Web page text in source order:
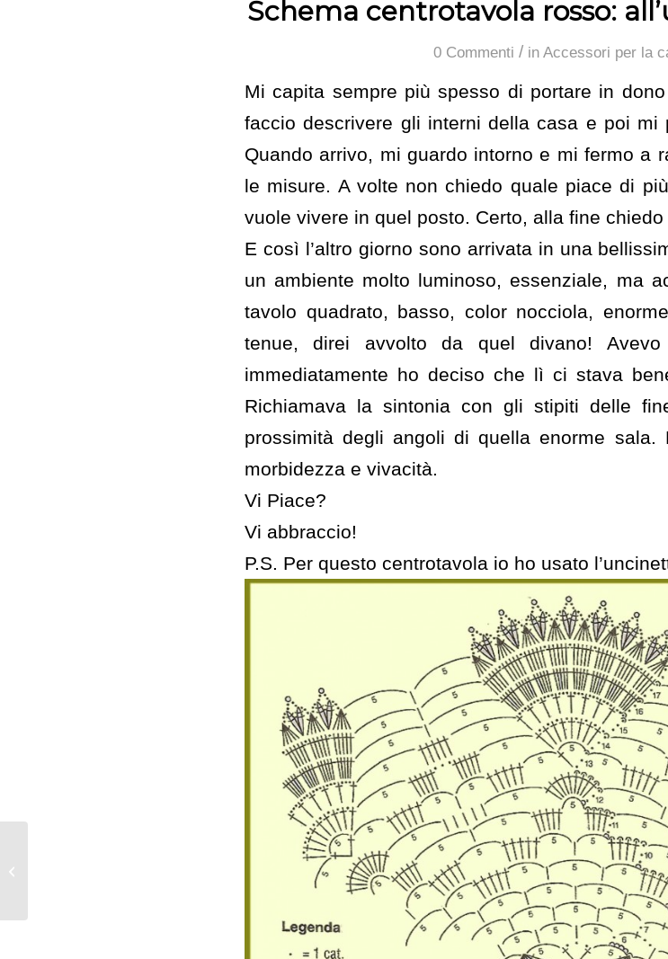
Schema centrotavola rosso:
0 Commenti / in Accessori per la
Mi capita sempre più spesso di portare in
faccio descrivere gli interni della casa e poi
Quando arrivo, mi guardo intorno e mi fermo a
le misure. A volte non chiedo quale piace di
vuole vivere in quel posto. Certo, alla fine chiedo
E così l’altro giorno sono arrivata in una
un ambiente molto luminoso, essenziale, ma
tavolo quadrato, basso, color nocciola,
tenue, direi avvolto da quel divano!
immediatamente ho deciso che lì ci stava
Richiamava la sintonia con gli stipiti delle
prossimità degli angoli di quella enorme sala.
morbidezza e vivacità.
Vi Piace?
Vi abbraccio!
P.S. Per questo centrotavola io ho usato